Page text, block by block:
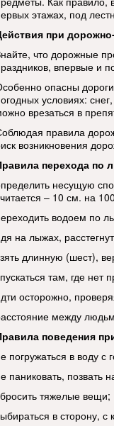
этажах, под
при
что дорожные
впервые и
опасны
условиях:
врезаться в
правила
возникновения
перехода по
несущую
– 10 см. на
водоем по
на лыжах,
длинную (шест),
там, где нет
осторожно,
между
поведения
погружаться в воду с
паниковать,
тяжелые вещи;
в сторону,